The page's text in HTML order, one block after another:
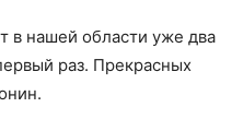
в нашей области уже два
раз. Прекрасных